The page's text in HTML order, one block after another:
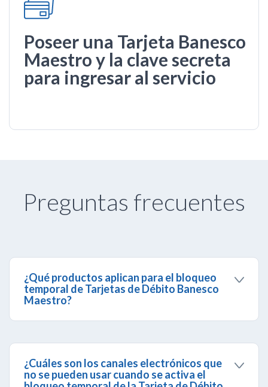
Poseer una Tarjeta Banesco
Maestro y la clave secreta
para ingresar al servicio
Preguntas frecuentes
¿Qué productos aplican para el bloqueo
temporal de Tarjetas de Débito Banesco
Maestro?
excepción de los Jurídicos sólo consulta.
¿Cuáles son los canales electrónicos que
no se pueden usar cuando se activa el